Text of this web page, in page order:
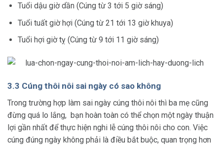
Tuổi dậu giờ dần (Cúng từ 3 tới 5 giờ sáng)
Tuổi tuất giờ hợi (Cúng từ 21 tới 13 giờ khuya)
Tuổi hợi giờ tỵ (Cúng từ 9 tới 11 giờ sáng)
3.3 Cúng thôi nôi sai ngày có sao không
Trong trường hợp làm sai ngày cúng thôi nôi thì ba mẹ cũng
đừng quá lo lắng, bạn hoàn toàn có thể chọn một ngày thuận
lợi gần nhất để thực hiện nghi lễ cúng thôi nôi cho con. Việc
cúng đúng ngày không phải là điều bắt buộc, quan trọng hơn